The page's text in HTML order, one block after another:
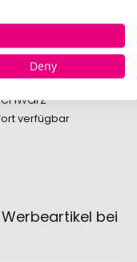
verfügbar
bei
Deny